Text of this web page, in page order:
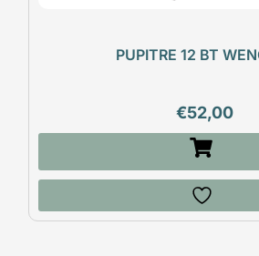
PUPITRE 12 BT
€52,00